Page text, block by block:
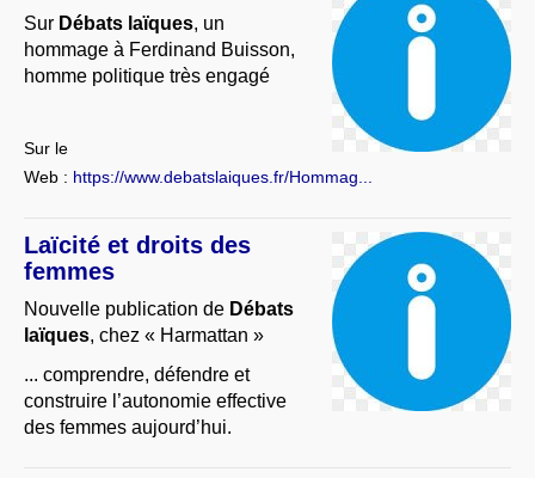
Sur Débats laïques, un
hommage à Ferdinand Buisson,
homme politique très engagé
Sur le
Web : https://www.debatslaiques.fr/Hommag...
Laïcité et droits des
femmes
Nouvelle publication de Débats
laïques, chez « Harmattan »
... comprendre, défendre et
construire l’autonomie effective
des femmes aujourd’hui.